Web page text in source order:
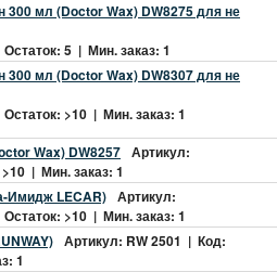
мл (Doctor Wax) DW8275 для не
5 | Мин. заказ: 1
мл (Doctor Wax) DW8307 для не
>10 | Мин. заказ: 1
Wax) DW8257 Артикул:
| Мин. заказ: 1
Имидж LECAR) Артикул:
>10 | Мин. заказ: 1
Артикул: RW 2501 | Код:
1